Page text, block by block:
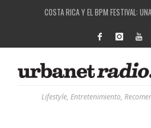
COSTA RICA Y EL BPM FESTIVAL:
RUTAS NATURBANAS: EL PROYECTO QUE
LA HISTORIA DETRÁS DE LA MÚSICA
RECORDANDO LA EXPERIENCIA BPM: UN
Lifestyle, Entretenimiento,